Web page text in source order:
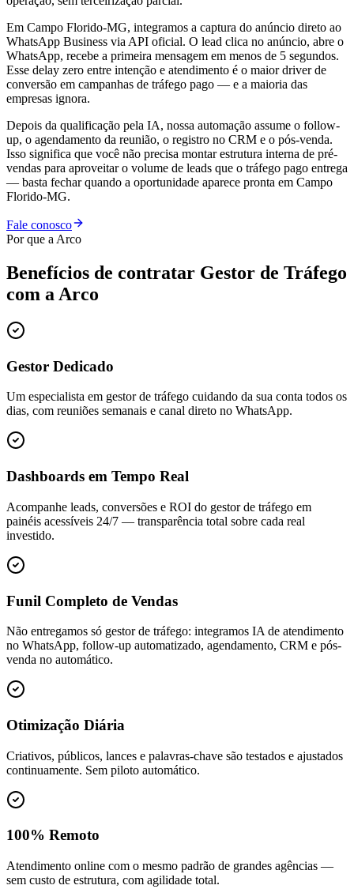
Em Campo Florido-MG, integramos a captura do anúncio direto ao
WhatsApp Business via API oficial. O lead clica no anúncio, abre o
WhatsApp, recebe a primeira mensagem em menos de 5 segundos.
Esse delay zero entre intenção e atendimento é o maior driver de
conversão em campanhas de tráfego pago — e a maioria das
empresas ignora.
Depois da qualificação pela IA, nossa automação assume o follow-
up, o agendamento da reunião, o registro no CRM e o pós-venda.
Isso significa que você não precisa montar estrutura interna de pré-
vendas para aproveitar o volume de leads que o tráfego pago entrega
— basta fechar quando a oportunidade aparece pronta em Campo
Florido-MG.
Fale conosco
Por que a Arco
Benefícios de contratar Gestor de Tráfego
com a Arco
Gestor Dedicado
Um especialista em gestor de tráfego cuidando da sua conta todos os
dias, com reuniões semanais e canal direto no WhatsApp.
Dashboards em Tempo Real
Acompanhe leads, conversões e ROI do gestor de tráfego em
painéis acessíveis 24/7 — transparência total sobre cada real
investido.
Funil Completo de Vendas
Não entregamos só gestor de tráfego: integramos IA de atendimento
no WhatsApp, follow-up automatizado, agendamento, CRM e pós-
venda no automático.
Otimização Diária
Criativos, públicos, lances e palavras-chave são testados e ajustados
continuamente. Sem piloto automático.
100% Remoto
Atendimento online com o mesmo padrão de grandes agências —
sem custo de estrutura, com agilidade total.